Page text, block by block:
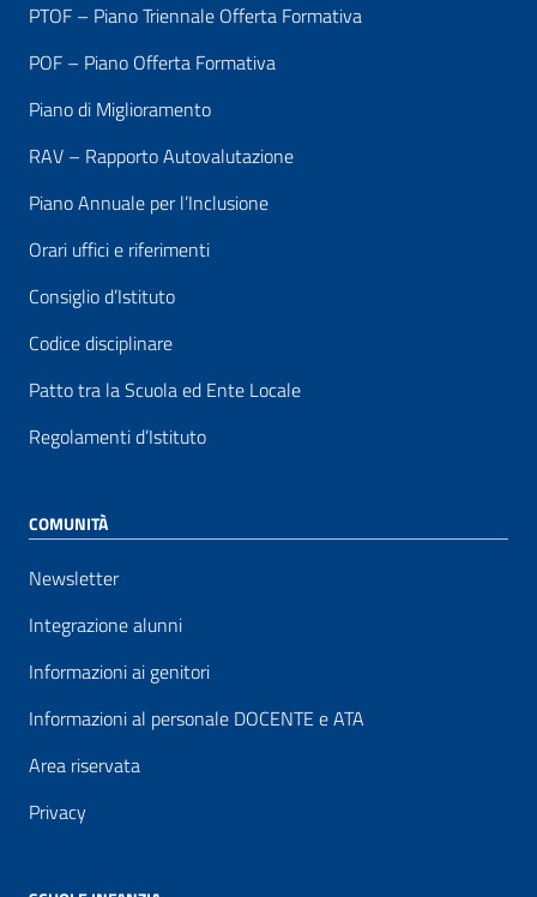
PTOF – Piano Triennale Offerta Formativa
POF – Piano Offerta Formativa
Piano di Miglioramento
RAV – Rapporto Autovalutazione
Piano Annuale per l’Inclusione
Orari uffici e riferimenti
Consiglio d’Istituto
Codice disciplinare
Patto tra la Scuola ed Ente Locale
Regolamenti d’Istituto
COMUNITÀ
Newsletter
Integrazione alunni
Informazioni ai genitori
Informazioni al personale DOCENTE e ATA
Area riservata
Privacy